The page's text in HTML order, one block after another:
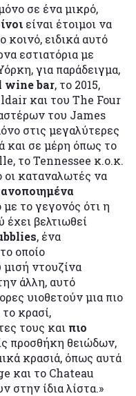
σε ένα μικρό,
είναι έτοιμοι να
ειδικά αυτό
εστιατόρια με
για παράδειγμα,
wine bar, το 2015,
και του The Four
του James
στις μεγαλύτερες
και σε μέρη όπως το
το Tennessee κ.ο.κ.
οι καταναλωτές να
το γεγονός ότι η
βελτιωθεί
, ένα
οποίο
μισή ντουζίνα
άλλη, αυτό
υιοθετούν μια πιο
κρασί,
τους και πιο
προσθήκη θειώδων,
κρασιά, όπως αυτά
και το Chateau
στην ίδια λίστα.»